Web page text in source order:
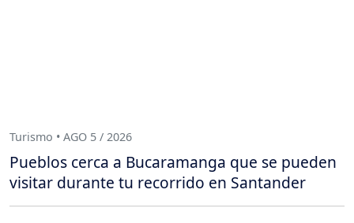
Turismo • AGO 5 / 2026
Pueblos cerca a Bucaramanga que se pueden
visitar durante tu recorrido en Santander